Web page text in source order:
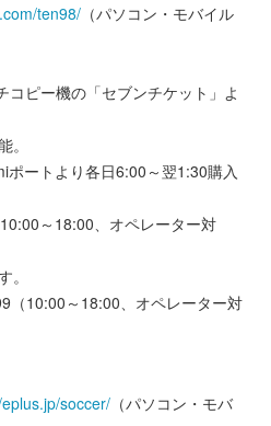
ten98/ （パソコン・モバイル
コピー機の「セブンチケット」よ
ートより各日6:00～翌1:30購入
～18:00、オペレーター対
（10:00～18:00、オペレーター対
soccer/ （パソコン・モバ